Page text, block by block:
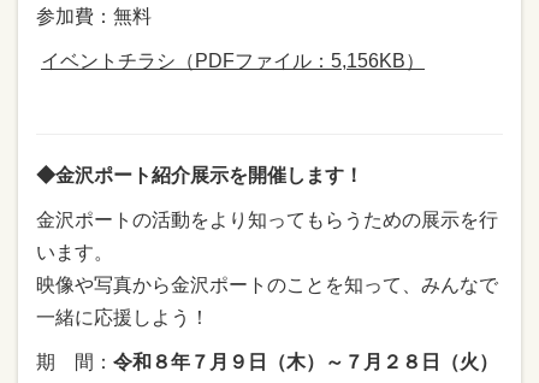
参加費：無料
イベントチラシ（PDFファイル：5,156KB）
◆金沢ポート紹介展示を開催します！
金沢ポートの活動をより知ってもらうための展示を行
います。
映像や写真から金沢ポートのことを知って、みんなで
一緒に応援しよう！
期 間： 令和８年７月９日（木）～７月２８日（火）